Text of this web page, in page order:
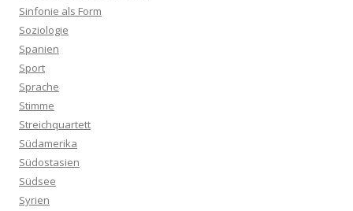
Sinfonie als Form
Soziologie
Spanien
Sport
Sprache
Stimme
Streichquartett
Südamerika
Südostasien
Südsee
Syrien